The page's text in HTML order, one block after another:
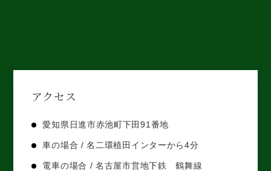
アクセス
愛知県日進市赤池町下田91番地
車の場合 / 名二環植田インターから4分
電車の場合 / 名古屋市営地下鉄 鶴舞線